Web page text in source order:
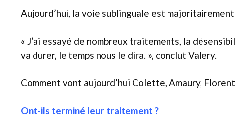
Aujourd’hui, la voie sublinguale est
« J’ai essayé de nombreux traitements, la
va durer, le temps nous le dira. », conclut Valery.
Comment vont aujourd’hui Colette, Amaury,
Ont-ils terminé leur traitement ?